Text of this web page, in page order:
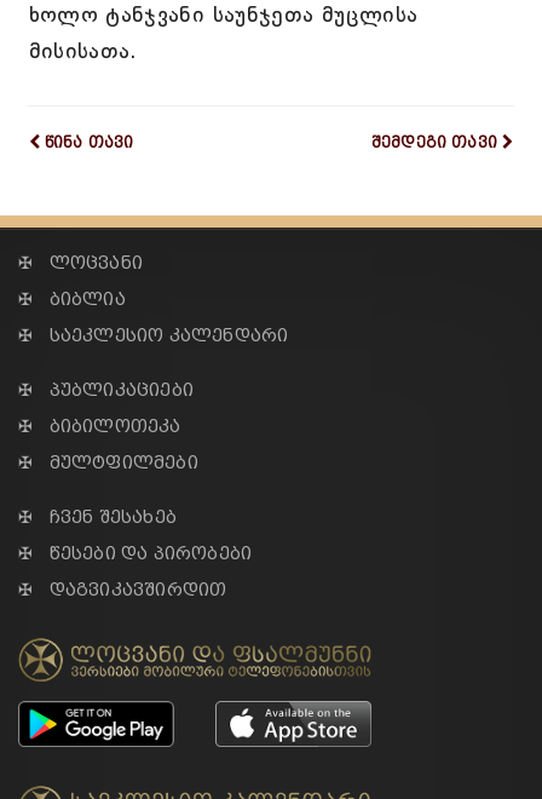
ხოლო ტანჯვანი საუნჯეთა მუცლისა
მისისათა.
წინა თავი შემდეგი თავი
✠ ლოცვანი
✠ ბიბლია
✠ საეკლესიო კალენდარი
✠ პუბლიკაციები
✠ ბიბილოთეკა
✠ მულტფილმები
✠ ჩვენ შესახებ
✠ წესები და პირობები
✠ დაგვიკავშირდით